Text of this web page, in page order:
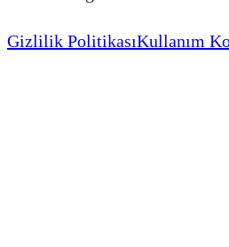
Gizlilik PolitikasıKullanım